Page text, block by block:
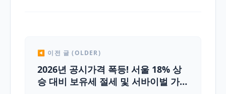
◀ 이전 글 (OLDER)
2026년 공시가격 폭등! 서울 18% 상
승 대비 보유세 절세 및 서바이벌 가이